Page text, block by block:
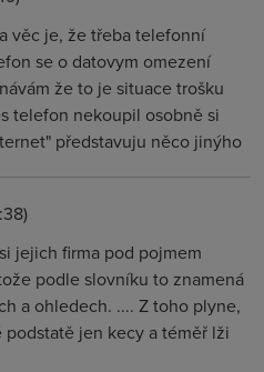
věc je, že třeba telefonní
se o datovym omezení
že to je situace trošku
telefon nekoupil osobně si
představuju něco jinýho
jejich firma pod pojmem
podle slovníku to znamená
a ohledech. .... Z toho plyne,
jen kecy a téměř lži